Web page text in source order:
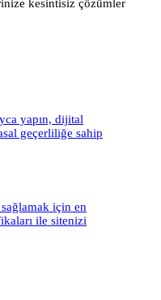
kesintisiz çözümler
yapın, dijital
geçerliliğe sahip
için en
ile sitenizi